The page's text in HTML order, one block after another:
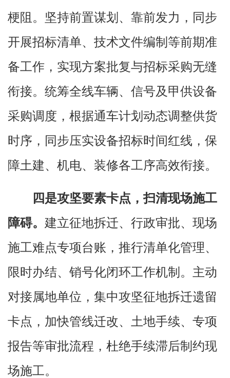
梗阻。坚持前置谋划、靠前发力，同步
开展招标清单、技术文件编制等前期准
备工作，实现方案批复与招标采购无缝
衔接。统筹全线车辆、信号及甲供设备
采购调度，根据通车计划动态调整供货
时序，同步压实设备招标时间红线，保
障土建、机电、装修各工序高效衔接。
四是攻坚要素卡点，扫清现场施工
障碍。 建立征地拆迁、行政审批、现场
施工难点专项台账，推行清单化管理、
限时办结、销号化闭环工作机制。主动
对接属地单位，集中攻坚征地拆迁遗留
卡点，加快管线迁改、土地手续、专项
报告等审批流程，杜绝手续滞后制约现
场施工。